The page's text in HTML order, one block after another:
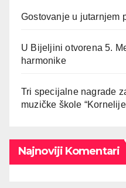
Gostovanje u jutarnjem
U Bijeljini otvorena 5.
harmonike
Tri specijalne nagrade
muzičke škole
Najnoviji Komentari